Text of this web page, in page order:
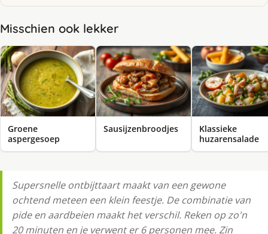
Misschien ook lekker
Groene
aspergesoep
Sausijzenbroodjes
Klassieke
huzarensalade
Supersnelle ontbijttaart maakt van een gewone
ochtend meteen een klein feestje. De combinatie van
pide en aardbeien maakt het verschil. Reken op zo'n
20 minuten en je verwent er 6 personen mee. Zin